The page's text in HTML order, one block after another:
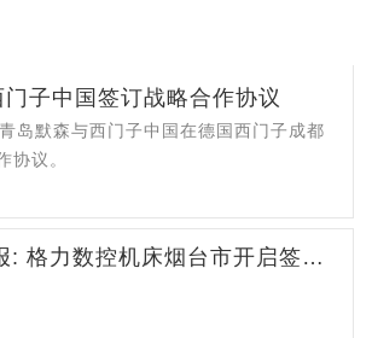
子中国签订战略合作协议
岛默森与西门子中国在德国西门子成都
协议。
青岛默森喜报: 格力数控机床烟台市开启签约模式